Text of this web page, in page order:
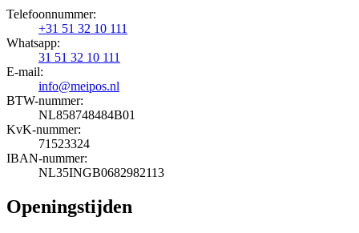
Telefoonnummer:
+31 51 32 10 111
Whatsapp:
31 51 32 10 111
E-mail:
info@meipos.nl
BTW-nummer:
NL858748484B01
KvK-nummer:
71523324
IBAN-nummer:
NL35INGB0682982113
Openingstijden